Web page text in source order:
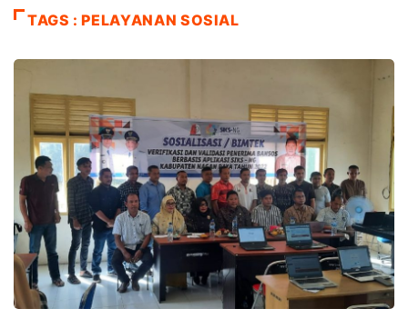
TAGS : PELAYANAN SOSIAL